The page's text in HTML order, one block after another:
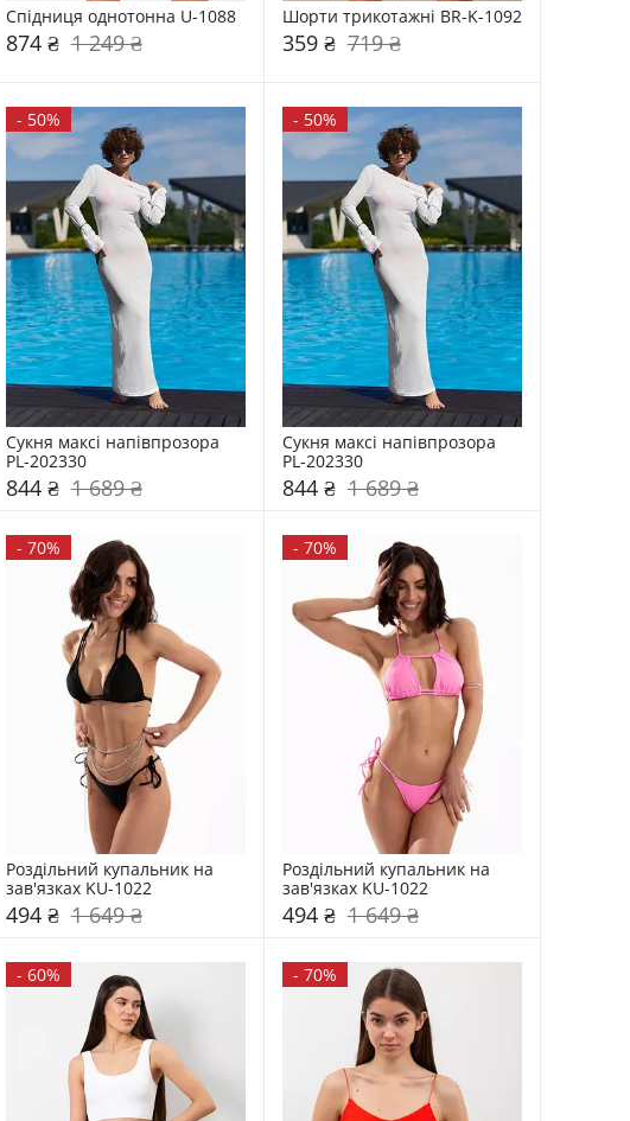
Спідниця однотонна U-1088
874 ₴ 1 249 ₴
Шорти трикотажні BR-K-1092
359 ₴ 719 ₴
- 50%
Сукня максі напівпрозора
PL-202330
844 ₴ 1 689 ₴
- 50%
Сукня максі напівпрозора
PL-202330
844 ₴ 1 689 ₴
- 70%
Роздільний купальник на
зав'язках KU-1022
494 ₴ 1 649 ₴
- 70%
Роздільний купальник на
зав'язках KU-1022
494 ₴ 1 649 ₴
- 60% - 70%